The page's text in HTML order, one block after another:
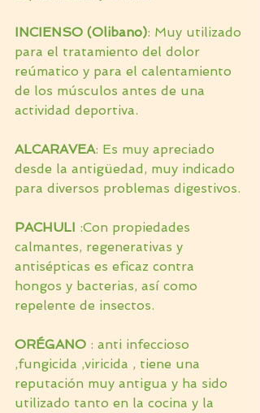
INCIENSO (Olibano): Muy utilizado
para el tratamiento del dolor
reúmatico y para el calentamiento
de los músculos antes de una
actividad deportiva.
ALCARAVEA: Es muy apreciado
desde la antigüedad, muy indicado
para diversos problemas digestivos.
PACHULI :Con propiedades
calmantes, regenerativas y
antisépticas es eficaz contra
hongos y bacterias, así como
repelente de insectos.
ORÉGANO : anti infeccioso
,fungicida ,viricida , tiene una
reputación muy antigua y ha sido
utilizado tanto en la cocina y la